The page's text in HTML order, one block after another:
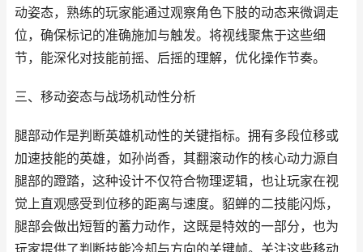
动姿态，熟练的玩家能通过观察角色下肢的动态来微调走
位，确保标记的准确施加与触发。将视线聚焦于这些细
节，能深化对技能前摇、后摇的理解，优化操作节奏。
三、移动姿态与战场机动性分析
腿部动作是判断英雄机动性的关键指标。拥有多段位移或
加速技能的英雄，如孙尚香，其翻滚动作的核心动力源自
腿部的蹬踏，这种设计不仅符合物理逻辑，也让玩家在视
觉上直观感受到位移的距离与速度。貂蝉的二技能闪烁，
腿部会做出短暂的蓄力动作，这既是特效的一部分，也为